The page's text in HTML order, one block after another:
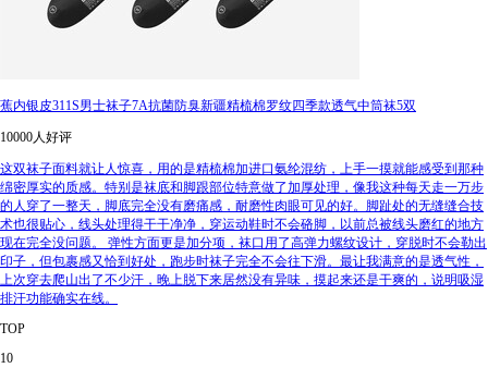
蕉内银皮311S男士袜子7A抗菌防臭新疆精梳棉罗纹四季款透气中筒袜5双
10000人好评
这双袜子面料就让人惊喜，用的是精梳棉加进口氨纶混纺，上手一摸就能感受到那种
绵密厚实的质感。特别是袜底和脚跟部位特意做了加厚处理，像我这种每天走一万步
的人穿了一整天，脚底完全没有磨痛感，耐磨性肉眼可见的好。脚趾处的无缝缝合技
术也很贴心，线头处理得干干净净，穿运动鞋时不会硌脚，以前总被线头磨红的地方
现在完全没问题。 弹性方面更是加分项，袜口用了高弹力螺纹设计，穿脱时不会勒出
印子，但包裹感又恰到好处，跑步时袜子完全不会往下滑。最让我满意的是透气性，
上次穿去爬山出了不少汗，晚上脱下来居然没有异味，摸起来还是干爽的，说明吸湿
排汗功能确实在线。
TOP
10